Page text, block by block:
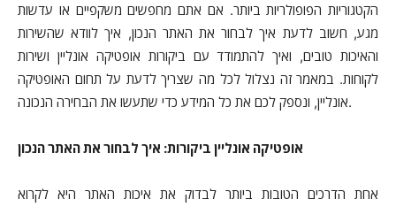
הקטגוריות הפופולריות ביותר. אם אתם מחפשים משקפיים או עדשות
מגע, חשוב לדעת איך לבחור את האתר הנכון, איך לוודא שהשירות
והאיכות טובים, ואיך להתמודד עם ביקורות אופטיקה אונליין ושירות
לקוחות. במאמר זה נצלול לכל מה שצריך לדעת על תחום האופטיקה
אונליין, ונספק לכם את כל המידע כדי שתעשו את הבחירה הנכונה.
אופטיקה אונליין ביקורות: איך לבחור את האתר הנכון
אחת הדרכים הטובות ביותר לבדוק את איכות האתר היא לקרוא